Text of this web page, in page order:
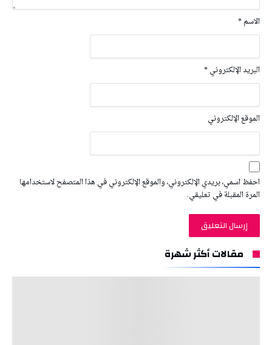
الاسم*
البريد الإلكتروني*
الموقع الإلكتروني
احفظ اسمي، بريدي الإلكتروني، والموقع الإلكتروني في هذا المتصفح لاستخدامها
المرة المقبلة في تعليقي.
مقالات أكثر شهرة